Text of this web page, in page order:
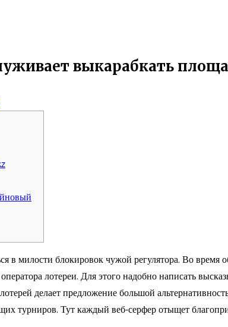
выкарабкать
в милости блокировок чужой регулятора. Во
лотереи. Для этого надобно написать
делает предложение большой
турниров. Тут каждый веб-серфер отыщет